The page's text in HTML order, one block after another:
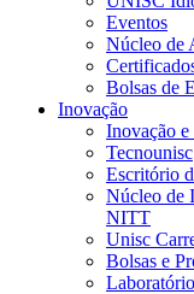
Eventos
Núcleo de
Bolsas de
Inovação
Inovação
Tecnounisc
Escritório
Núcleo de
NITT
Unisc
Bolsas e